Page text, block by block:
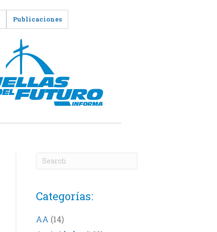
Publicaciones
Categorías:
AA (14)